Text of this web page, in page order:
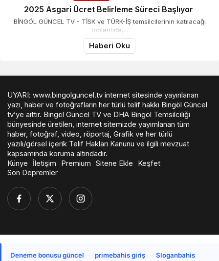
2025 Asgari Ücret Belirleme Süreci Başlıyor
BİNGÖL GÜNCEL TV - TİSK ve TÜRK-İŞ temsilcilerinin katılacağı
toplantıda,...
Haberi Oku
UYARI: www.bingolguncel.tv internet sitesinde yayınlanan
yazı, haber ve fotoğrafların her türlü telif hakkı Bingöl Güncel
tv’ye aittir. Bingöl Güncel TV ve DHA Bingöl Temsilciliği
bünyesinde üretilen, internet sitemizde yayımlanan tüm
haber, fotoğraf, video, röportaj, Grafik ve her türlü
yazılı/görsel içerik Telif Hakları Kanunu ve ilgili mevzuat
kapsamında koruma altındadır.
Künye
İletişim Premium Sitene Ekle
Keşfet
Son Depremler
Deneme bonusu güncel · primebahis giriş ·
Sloganbahis